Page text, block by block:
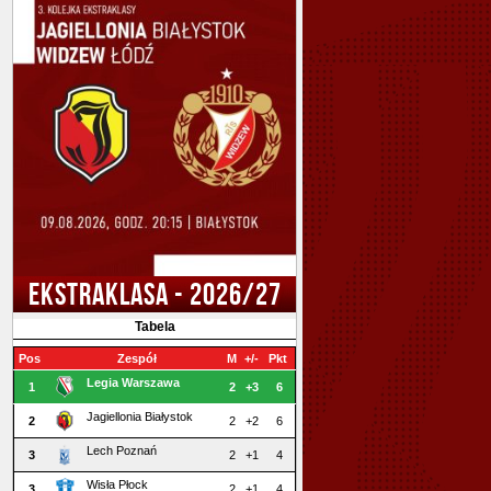
EKSTRAKLASA - 2026/27
Tabela
Pos Zespół M +/- Pkt
1 Legia Warszawa 2 +3 6
2 Jagiellonia Białystok 2 +2 6
3 Lech Poznań 2 +1 4
3 Wisła Płock 2 +1 4